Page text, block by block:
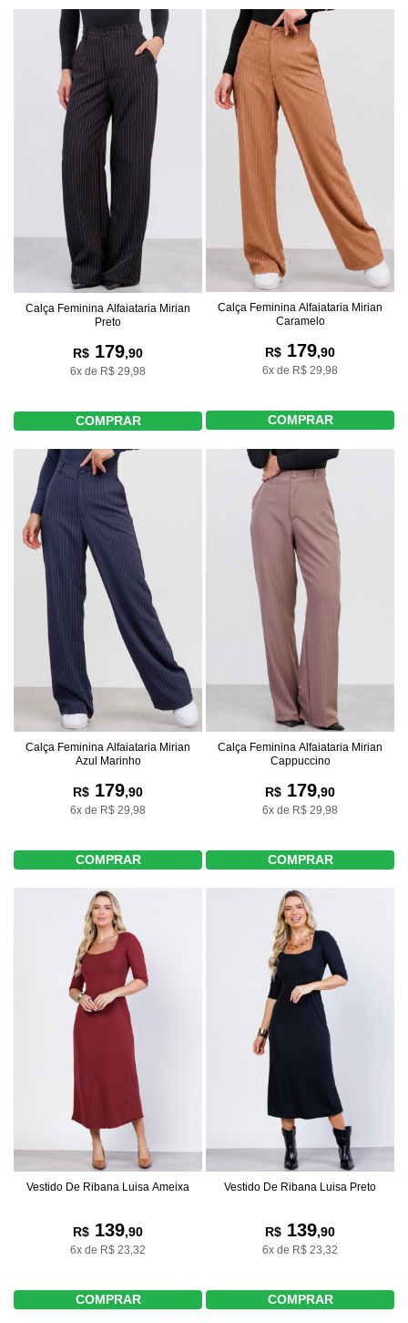
Calça Feminina Alfaiataria Mirian
Preto
R$ 179,90
6x de R$ 29,98
COMPRAR
Calça Feminina Alfaiataria Mirian
Caramelo
R$ 179,90
6x de R$ 29,98
COMPRAR
Calça Feminina Alfaiataria Mirian
Azul Marinho
R$ 179,90
6x de R$ 29,98
COMPRAR
Calça Feminina Alfaiataria Mirian
Cappuccino
R$ 179,90
6x de R$ 29,98
COMPRAR
Vestido De Ribana Luisa Ameixa
R$ 139,90
6x de R$ 23,32
COMPRAR
Vestido De Ribana Luisa Preto
R$ 139,90
6x de R$ 23,32
COMPRAR